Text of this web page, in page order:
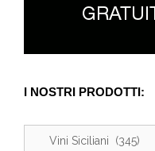
I NOSTRI PRODOTTI: